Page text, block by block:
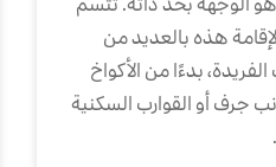
هذه بالعديد من
الفريدة، بدءًا من الأكواخ
جرف أو القوارب السكنية